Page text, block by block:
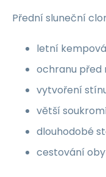
Přední sluneční
letní
ochranu před
vytvoření
větší
dlouhodobé
cestování